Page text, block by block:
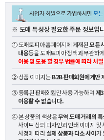
※ 도매 특성상 필요한 주문 정보입
① 도매토피아 홈페이지에 게재된모든
내용등을 도매토피아 정책과 무관하
이용 및 도용 할 경우 법률에 따라 처벌
② 상품 이미지는B2B 판매회원에게만
③ 등록된 판매회원만 사용 가능하며제
이용할 수 없습니다.
④ 본 상품의 색상은무역 도매 거래의
사이트 상의 디자인과 인쇄 이미지 및
사정에 따라실제 상품과 다소 차이가